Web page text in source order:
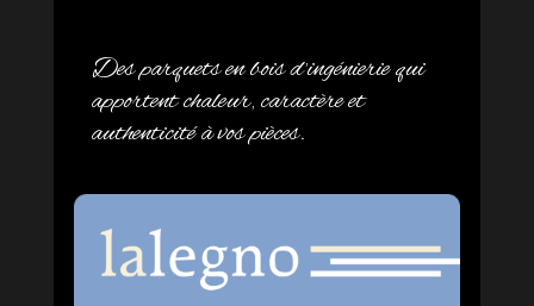
Des parquets en bois d’ingénierie qui
apportent chaleur, caractère et
authenticité à vos pièces.